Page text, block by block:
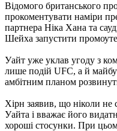
Відомого британського
прокоментувати наміри
партнера Ніка Хана та
Шейха запустити
Уайт уже уклав угоду з
лише подій UFC, а й
амбітним планом
Хірн заявив, що ніколи не
Уайта і вважає його
хороші стосунки. При